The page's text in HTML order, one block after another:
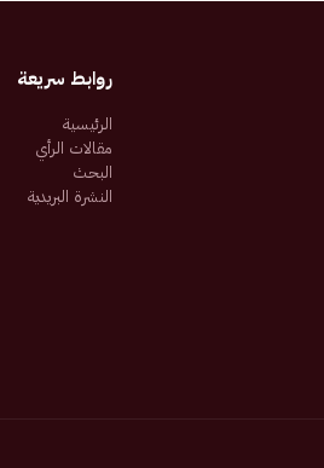
روابط سريعة
الرئيسية
مقالات الرأي
البحث
النشرة البريدية